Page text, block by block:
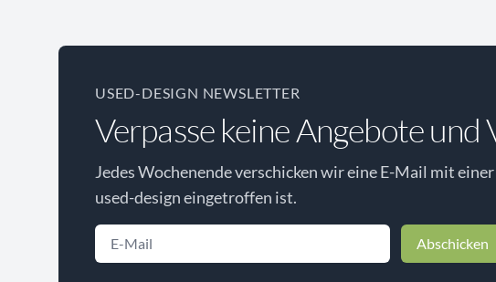
USED-DESIGN NEWSLETTER
Verpasse keine Angebote
Jedes Wochenende verschicken wir eine E-Mail mit
used-design eingetroffen ist.
Abschicken